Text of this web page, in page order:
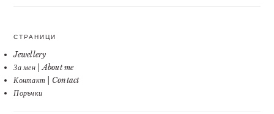
СТРАНИЦИ
Jewellery
За мен | About me
Контакт | Contact
Поръчки